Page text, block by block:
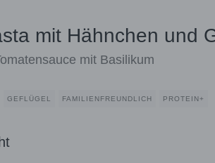
mit Hähnchen und
mit Basilikum
GEFLÜGEL FAMILIENFREUNDLICH PROTEIN+